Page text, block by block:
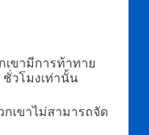
ขามีการท้าทาย
วโมงเท่านั้น
เขาไม่สามารถจัด